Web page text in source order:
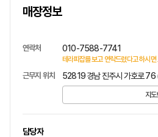
매장정보
연락처 010-7588-7741
테라피잡를 보고 연락드렸다고 하시
근무지 위치 52819 경남 진주시 가호로 76
지도
담당자